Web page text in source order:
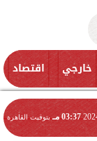
خارجي اقتصاد
03:37 مـ بتوقيت القاهرة